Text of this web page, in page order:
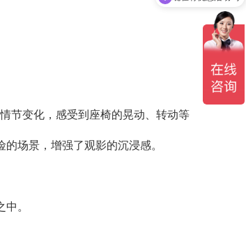
节变化，感受到座椅的晃动、转动等
场景，增强了观影的沉浸感。
。